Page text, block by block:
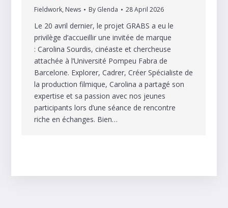
Fieldwork, News By Glenda 28 April 2026
Le 20 avril dernier, le projet GRABS a eu le
privilège d’accueillir une invitée de marque
: Carolina Sourdis, cinéaste et chercheuse
attachée à l’Université Pompeu Fabra de
Barcelone. Explorer, Cadrer, Créer Spécialiste de
la production filmique, Carolina a partagé son
expertise et sa passion avec nos jeunes
participants lors d’une séance de rencontre
riche en échanges. Bien…